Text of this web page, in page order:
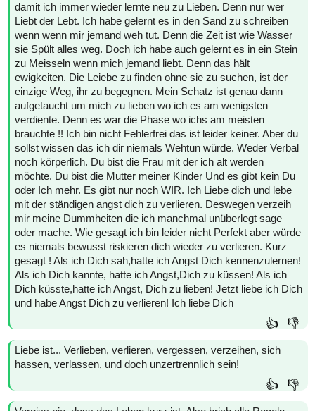
damit ich immer wieder lernte neu zu Lieben. Denn nur wer
Liebt der Lebt. Ich habe gelernt es in den Sand zu schreiben
wenn wenn mir jemand weh tut. Denn die Zeit ist wie Wasser
sie Spült alles weg. Doch ich habe auch gelernt es in ein Stein
zu Meisseln wenn mich jemand liebt. Denn das hält
ewigkeiten. Die Leiebe zu finden ohne sie zu suchen, ist der
einzige Weg, ihr zu begegnen. Mein Schatz ist genau dann
aufgetaucht um mich zu lieben wo ich es am wenigsten
verdiente. Denn es war die Phase wo ichs am meisten
brauchte !! Ich bin nicht Fehlerfrei das ist leider keiner. Aber du
sollst wissen das ich dir niemals Wehtun würde. Weder Verbal
noch körperlich. Du bist die Frau mit der ich alt werden
möchte. Du bist die Mutter meiner Kinder Und es gibt kein Du
oder Ich mehr. Es gibt nur noch WIR. Ich Liebe dich und lebe
mit der ständigen angst dich zu verlieren. Deswegen verzeih
mir meine Dummheiten die ich manchmal unüberlegt sage
oder mache. Wie gesagt ich bin leider nicht Perfekt aber würde
es niemals bewusst riskieren dich wieder zu verlieren. Kurz
gesagt ! Als ich Dich sah,hatte ich Angst Dich kennenzulernen!
Als ich Dich kannte, hatte ich Angst,Dich zu küssen! Als ich
Dich küsste,hatte ich Angst, Dich zu lieben! Jetzt liebe ich Dich
und habe Angst Dich zu verlieren! Ich liebe Dich
👍 👎
Liebe ist... Verlieben, verlieren, vergessen, verzeihen, sich
hassen, verlassen, und doch unzertrennlich sein!
👍 👎